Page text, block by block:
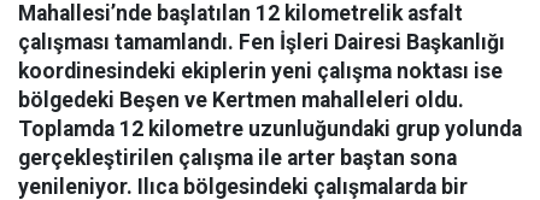
Mahallesi’nde başlatılan 12 kilometrelik asfalt
çalışması tamamlandı. Fen İşleri Dairesi Başkanlığı
koordinesindeki ekiplerin yeni çalışma noktası ise
bölgedeki Beşen ve Kertmen mahalleleri oldu.
Toplamda 12 kilometre uzunluğundaki grup yolunda
gerçekleştirilen çalışma ile arter baştan sona
yenileniyor. Ilıca bölgesindeki çalışmalarda bir